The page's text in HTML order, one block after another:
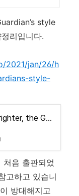
style
리입니다.
2021/jan/26/h
style-
How we made Typerighter, the Guardian’s style guide checker
음 출판되었
고하고 있습니
방대해지고